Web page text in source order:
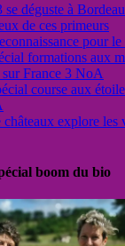
déguste à
de ces primeurs
pour
formations aux
France 3 NoA
course aux
explore
boom du bio